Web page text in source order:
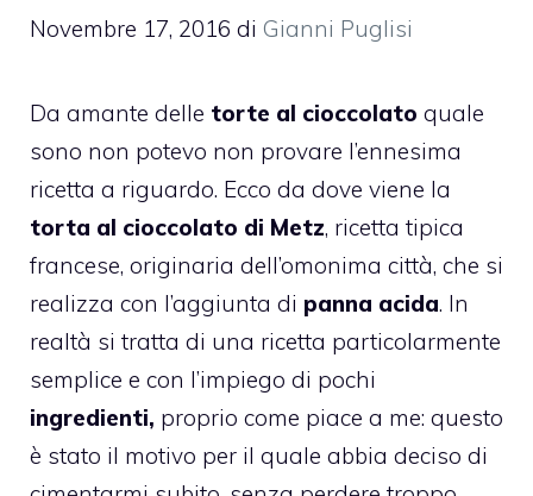
Novembre 17, 2016 di Gianni Puglisi
Da amante delle torte al cioccolato quale
sono non potevo non provare l’ennesima
ricetta a riguardo. Ecco da dove viene la
torta al cioccolato di Metz, ricetta tipica
francese, originaria dell’omonima città, che si
realizza con l’aggiunta di panna acida. In
realtà si tratta di una ricetta particolarmente
semplice e con l’impiego di pochi
ingredienti, proprio come piace a me: questo
è stato il motivo per il quale abbia deciso di